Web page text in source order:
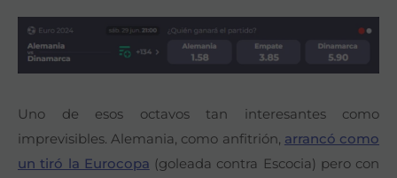
Uno de esos octavos tan interesantes como
imprevisibles. Alemania, como anfitrión, arrancó como
un tiró la Eurocopa (goleada contra Escocia) pero con